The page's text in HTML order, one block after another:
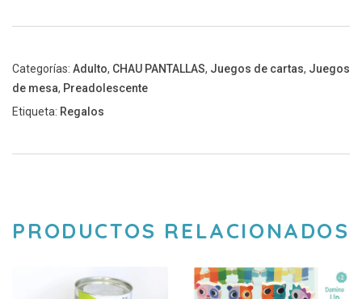
Pantallas
cantidad
Categorías: Adulto, CHAU PANTALLAS, Juegos de cartas, Juegos
de mesa, Preadolescente
Etiqueta: Regalos
PRODUCTOS RELACIONADOS